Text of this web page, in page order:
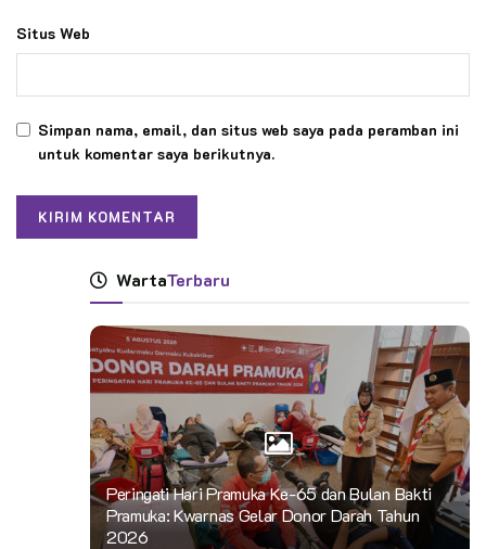
Situs Web
Simpan nama, email, dan situs web saya pada peramban ini
untuk komentar saya berikutnya.
WartaTerbaru
Peringati Hari Pramuka Ke-65 dan Bulan Bakti
Pramuka: Kwarnas Gelar Donor Darah Tahun
2026